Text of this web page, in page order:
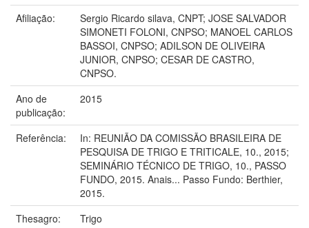
Afiliação:
Sergio Ricardo silava, CNPT; JOSE SALVADOR
SIMONETI FOLONI, CNPSO; MANOEL CARLOS
BASSOI, CNPSO; ADILSON DE OLIVEIRA
JUNIOR, CNPSO; CESAR DE CASTRO,
CNPSO.
Ano de
publicação:
2015
Referência:
In: REUNIÃO DA COMISSÃO BRASILEIRA DE
PESQUISA DE TRIGO E TRITICALE, 10., 2015;
SEMINÁRIO TÉCNICO DE TRIGO, 10., PASSO
FUNDO, 2015. Anais... Passo Fundo: Berthier,
2015.
Thesagro:
Trigo